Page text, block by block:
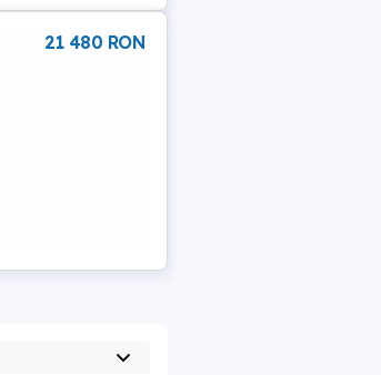
21 480 RON